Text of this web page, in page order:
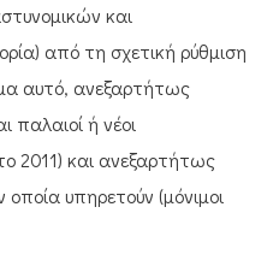
και
από τη σχετική ρύθμιση
αυτό, ανεξαρτήτως
παλαιοί ή νέοι
2011) και ανεξαρτήτως
υπηρετούν (μόνιμοι